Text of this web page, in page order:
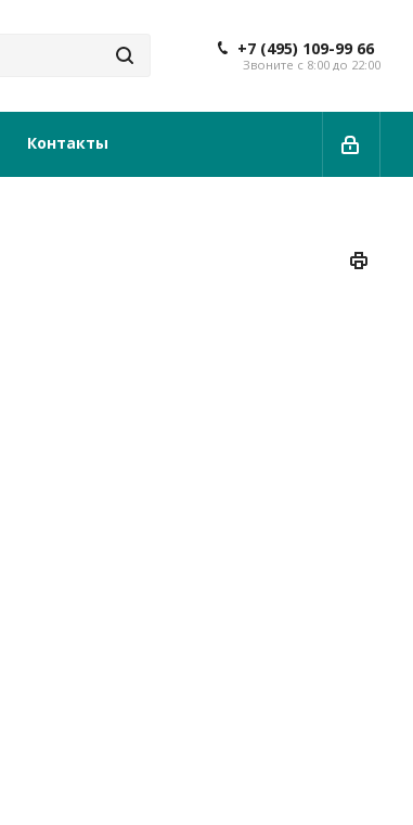
+7 (495) 109-99 66
Звоните с 8:00 до 22:00
Контакты